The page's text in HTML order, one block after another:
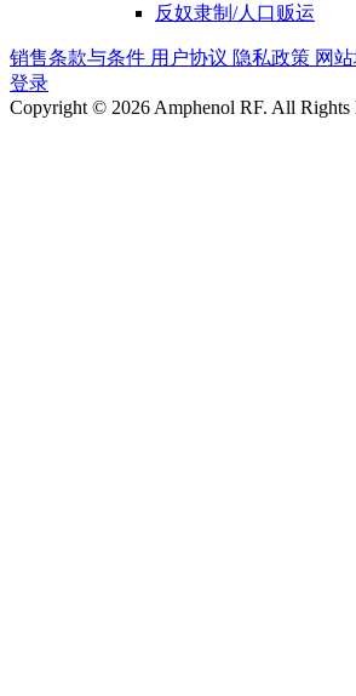
反奴隶制/人口贩运
销售条款与条件 用户协议 隐私政策 网
登录
Copyright © 2026 Amphenol RF. All Rights